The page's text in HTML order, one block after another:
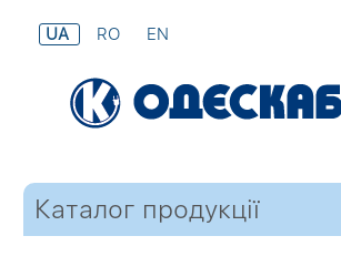
UA RO EN
Каталог продукції